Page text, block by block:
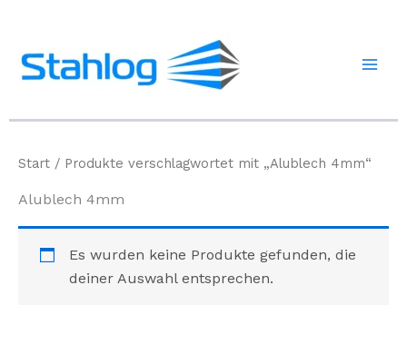
springen
Start / Produkte verschlagwortet mit „Alublech 4mm“
Alublech 4mm
Es wurden keine Produkte gefunden, die
deiner Auswahl entsprechen.